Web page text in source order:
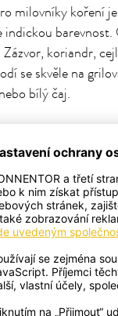
milovníky koření
indickou
Zázvor, koriandr,
se skvěle na
bílý čaj.
Číny!Koření na
chuť za
být
pokračuje na
chutí je
připravit
saláty. Svěží a